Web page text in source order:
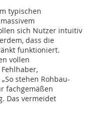
typischen
sich Nutzer intuitiv
dass die
funktioniert.
vollen
stehen Rohbau-
fachgemäßen
Das vermeidet